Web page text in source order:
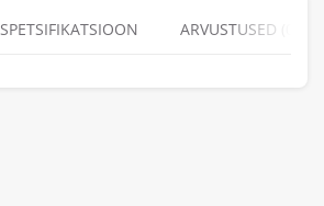
SPETSIFIKATSIOON ARVUSTUSED (0)